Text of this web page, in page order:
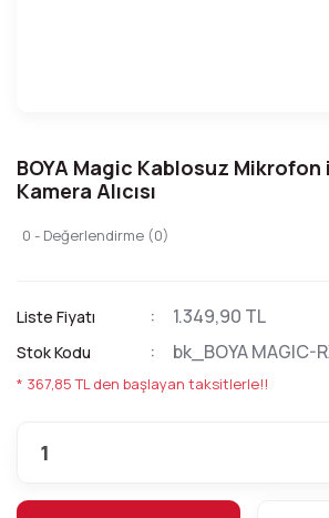
BOYA Magic Kablosuz Mikrofon
Kamera Alıcısı
0 - Değerlendirme (0)
Liste Fiyatı 1.349,90 TL
Stok Kodu bk_BOYA MAGIC-
* 367,85 TL den başlayan taksitlerle!!